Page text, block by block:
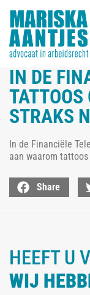
VORIGE
IN DE
TATTOOS
STRAKS
In de Financiële
aan waarom
Share
HEEFT U
WIJ